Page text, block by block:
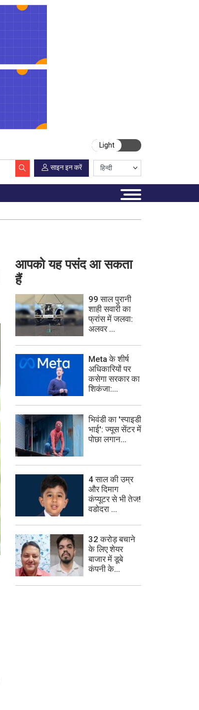
Light
साइन इन करें
आपको यह पसंद आ सकता
हैं
99 साल पुरानी
शाही सवारी का
फ्रांस में जलवा:
अलवर ...
Meta के शीर्ष
अधिकारियों पर
कसेगा सरकार का
शिकंजा:...
भिवंडी का 'स्पाइडी
भाई': ज्यूस सेंटर में
पोछा लगान...
4 साल की उम्र
और दिमाग
कंप्यूटर से भी तेज!
वडोदरा ...
32 करोड़ बचाने
के लिए शेयर
बाजार में डूबे
कंपनी के...